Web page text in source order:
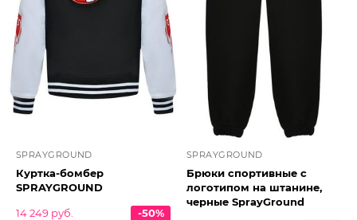
SPRAYGROUND
Куртка-бомбер
SPRAYGROUND
14 249 руб.
-50%
SPRAYGROUND
Брюки спортивные с
логотипом на штанине,
черные SprayGround